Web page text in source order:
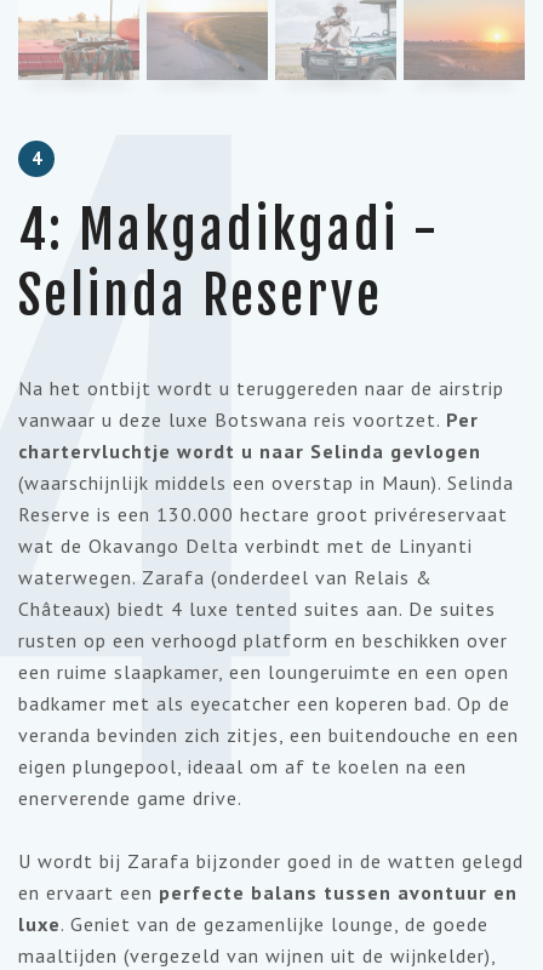
4
4: Makgadikgadi -
Selinda Reserve
Na het ontbijt wordt u teruggereden naar de airstrip
vanwaar u deze luxe Botswana reis voortzet. Per
chartervluchtje wordt u naar Selinda gevlogen
(waarschijnlijk middels een overstap in Maun). Selinda
Reserve is een 130.000 hectare groot privéreservaat
wat de Okavango Delta verbindt met de Linyanti
waterwegen. Zarafa (onderdeel van Relais &
Châteaux) biedt 4 luxe tented suites aan. De suites
rusten op een verhoogd platform en beschikken over
een ruime slaapkamer, een loungeruimte en een open
badkamer met als eyecatcher een koperen bad. Op de
veranda bevinden zich zitjes, een buitendouche en een
eigen plungepool, ideaal om af te koelen na een
enerverende game drive.
U wordt bij Zarafa bijzonder goed in de watten gelegd
en ervaart een perfecte balans tussen avontuur en
luxe. Geniet van de gezamenlijke lounge, de goede
maaltijden (vergezeld van wijnen uit de wijnkelder),